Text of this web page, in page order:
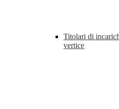
Titolari di
vertice